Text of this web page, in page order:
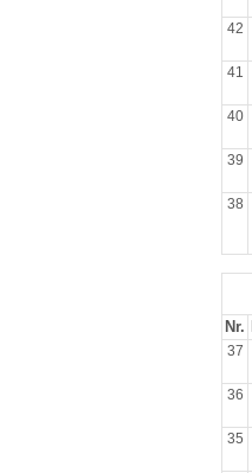
42
41
40
39
38
Nr.
37
36
35